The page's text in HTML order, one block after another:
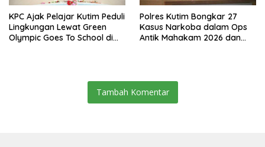
KPC Ajak Pelajar Kutim Peduli
Lingkungan Lewat Green
Olympic Goes To School di
Polres Kutim Bongkar 27
Kasus Narkoba dalam Ops
Antik Mahakam 2026 dan
Tambah Komentar